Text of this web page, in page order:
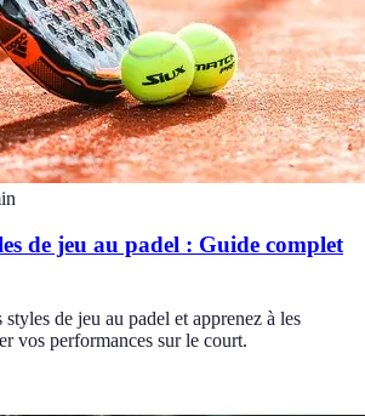
de jeu au padel : Guide complet
de jeu au padel et apprenez à les
vos performances sur le court.